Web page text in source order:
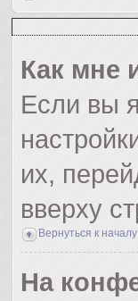
Как мне
Если вы
их,
вверху
Вернуться к началу
На